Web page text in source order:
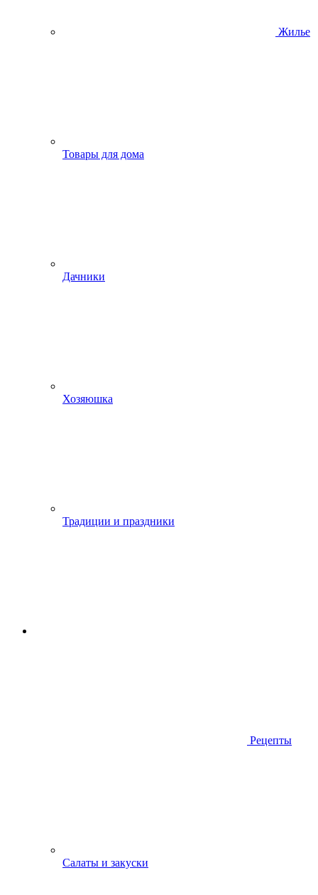
Жилье
Товары для дома
Дачники
Хозяюшка
Традиции и праздники
Рецепты
Салаты и закуски